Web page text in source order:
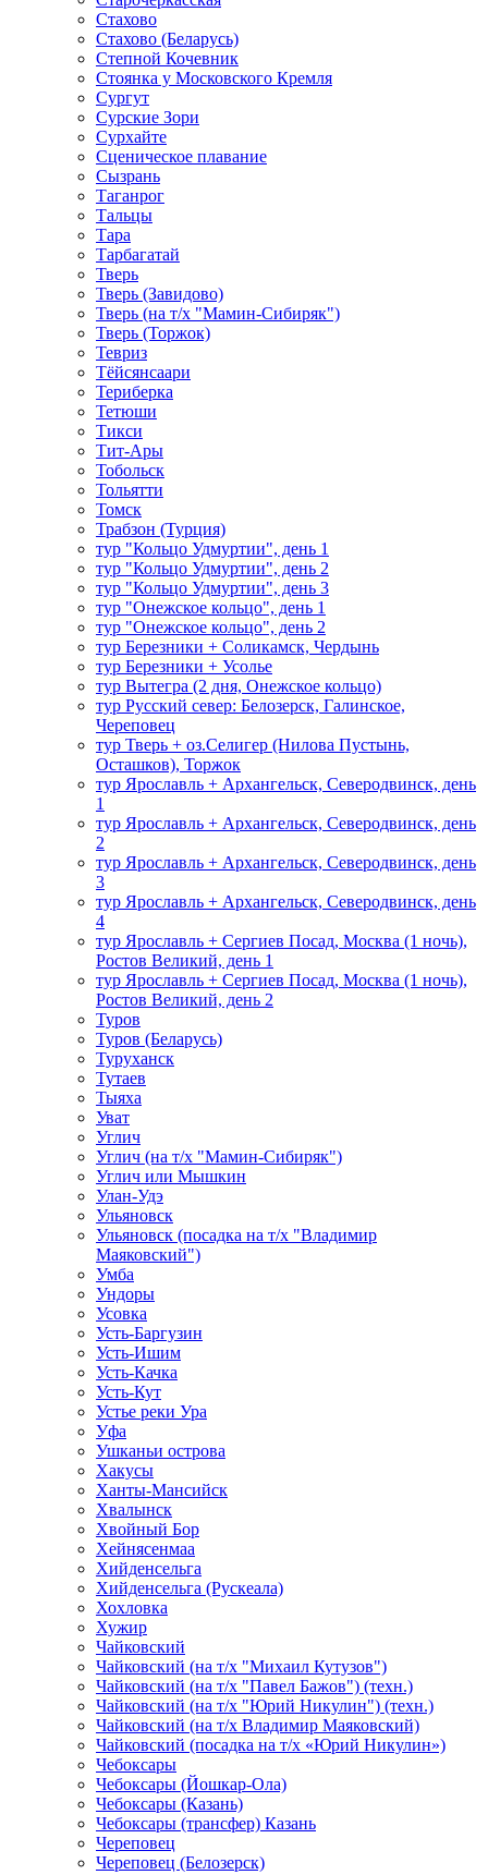
Стахово
Стахово (Беларусь)
Степной Кочевник
Стоянка у Московского Кремля
Сургут
Сурские Зори
Сурхайте
Сценическое плавание
Сызрань
Таганрог
Тальцы
Тара
Тарбагатай
Тверь
Тверь (Завидово)
Тверь (на т/х "Мамин-Сибиряк")
Тверь (Торжок)
Тевриз
Тёйсянсаари
Териберка
Тетюши
Тикси
Тит-Ары
Тобольск
Тольятти
Томск
Трабзон (Турция)
тур "Кольцо Удмуртии", день 1
тур "Кольцо Удмуртии", день 2
тур "Кольцо Удмуртии", день 3
тур "Онежское кольцо", день 1
тур "Онежское кольцо", день 2
тур Березники + Соликамск, Чердынь
тур Березники + Усолье
тур Вытегра (2 дня, Онежское кольцо)
тур Русский север: Белозерск, Галинское,
Череповец
тур Тверь + оз.Селигер (Нилова Пустынь,
Осташков), Торжок
тур Ярославль + Архангельск, Северодвинск, день
1
тур Ярославль + Архангельск, Северодвинск, день
2
тур Ярославль + Архангельск, Северодвинск, день
3
тур Ярославль + Архангельск, Северодвинск, день
4
тур Ярославль + Сергиев Посад, Москва (1 ночь),
Ростов Великий, день 1
тур Ярославль + Сергиев Посад, Москва (1 ночь),
Ростов Великий, день 2
Туров
Туров (Беларусь)
Туруханск
Тутаев
Тыяха
Уват
Углич
Углич (на т/х "Мамин-Сибиряк")
Углич или Мышкин
Улан-Удэ
Ульяновск
Ульяновск (посадка на т/х "Владимир
Маяковский")
Умба
Ундоры
Усовка
Усть-Баргузин
Усть-Ишим
Усть-Качка
Усть-Кут
Устье реки Ура
Уфа
Ушканьи острова
Хакусы
Ханты-Мансийск
Хвалынск
Хвойный Бор
Хейнясенмаа
Хийденсельга
Хийденсельга (Рускеала)
Хохловка
Хужир
Чайковский
Чайковский (на т/х "Михаил Кутузов")
Чайковский (на т/х "Павел Бажов") (техн.)
Чайковский (на т/х "Юрий Никулин") (техн.)
Чайковский (на т/х Владимир Маяковский)
Чайковский (посадка на т/х «Юрий Никулин»)
Чебоксары
Чебоксары (Йошкар-Ола)
Чебоксары (Казань)
Чебоксары (трансфер) Казань
Череповец
Череповец (Белозерск)